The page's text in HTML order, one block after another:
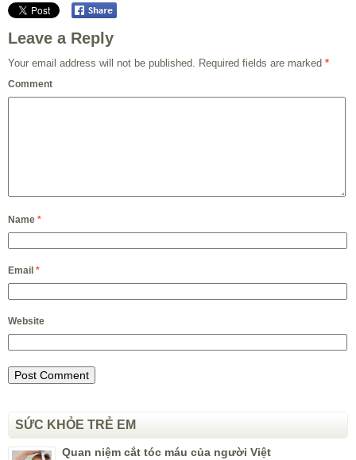
Leave a Reply
Your email address will not be published. Required fields are marked *
Comment
Name *
Email *
Website
SỨC KHỎE TRẺ EM
Quan niệm cắt tóc máu của người Việt